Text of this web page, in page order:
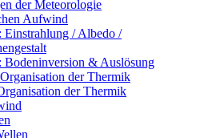
der Meteorologie
Aufwind
Einstrahlung / Albedo /
Bodeninversion & Auslösung
der Thermik
der Thermik